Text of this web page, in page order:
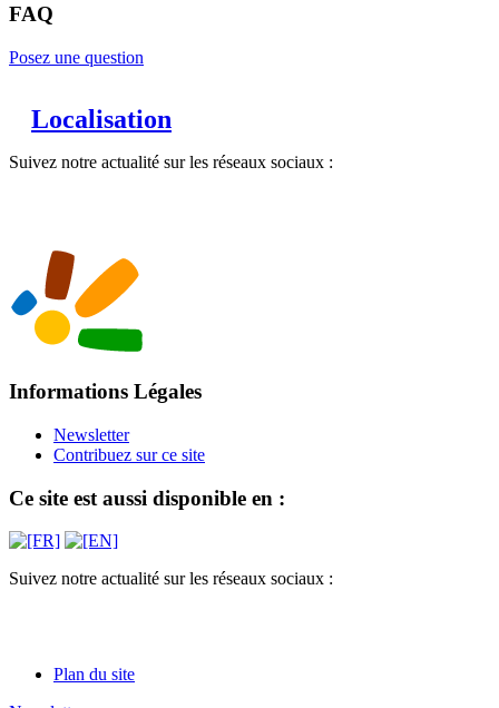
FAQ
Posez une question
Localisation
Suivez notre actualité sur les réseaux sociaux :
Informations Légales
Newsletter
Contribuez sur ce site
Ce site est aussi disponible en :
Suivez notre actualité sur les réseaux sociaux :
Plan du site